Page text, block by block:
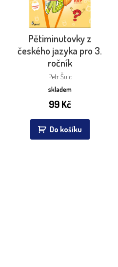
Pětiminutovky z
českého jazyka pro 3.
ročník
Petr Šulc
skladem
99Kč
Do košíku